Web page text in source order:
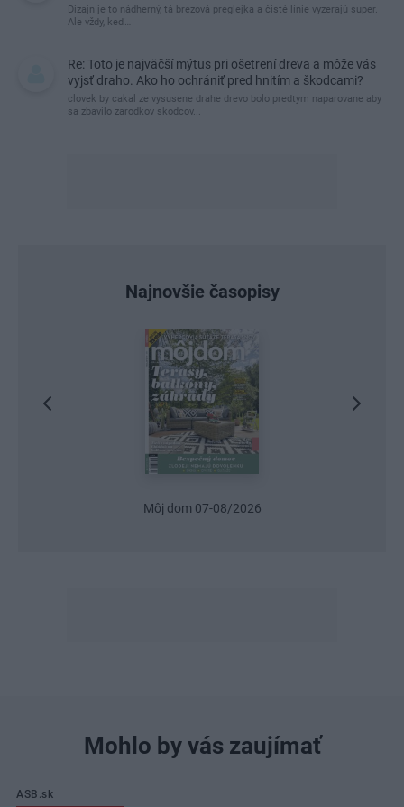
Dizajn je to nádherný, tá brezová preglejka a čisté línie vyzerajú super.
Ale vždy, keď…
Re: Toto je najväčší mýtus pri ošetrení dreva a môže vás
vyjsť draho. Ako ho ochrániť pred hnitím a škodcami?
clovek by cakal ze vysusene drahe drevo bolo predtym naparovane aby
sa zbavilo zarodkov skodcov...
Najnovšie časopisy
Môj dom 07-08/2026
Mohlo by vás zaujímať
ASB.sk